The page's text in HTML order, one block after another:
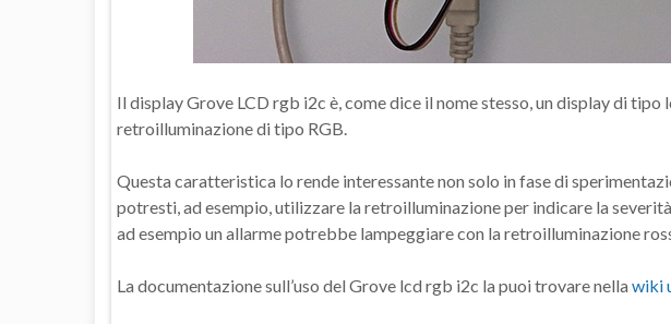
Il display Grove LCD rgb i2c è, come dice il nome stesso, un display di
retroilluminazione di tipo RGB.
Questa caratteristica lo rende interessante non solo in fase di
potresti, ad esempio, utilizzare la retroilluminazione per indicare la
ad esempio un allarme potrebbe lampeggiare con la retroilluminazione
La documentazione sull’uso del Grove lcd rgb i2c la puoi trovare nella wiki